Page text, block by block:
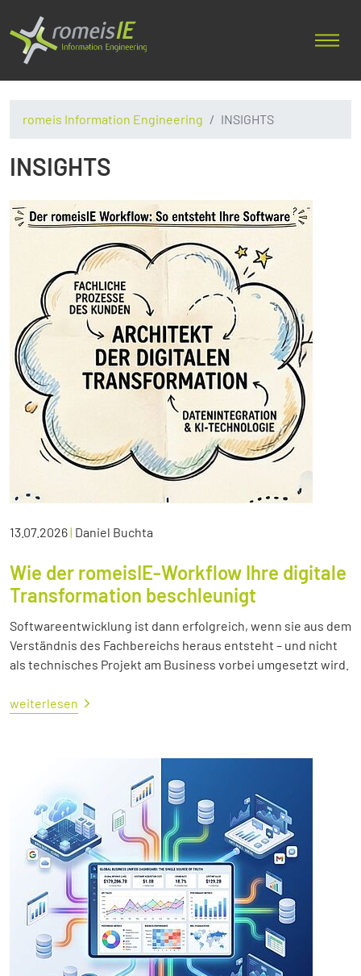
romeis Information Engineering INSIGHTS
INSIGHTS
13.07.2026| Daniel Buchta
Wie der romeisIE-Workflow Ihre digitale
Transformation beschleunigt
Softwareentwicklung ist dann erfolgreich, wenn sie aus dem
Verständnis des Fachbereichs heraus entsteht – und nicht
als technisches Projekt am Business vorbei umgesetzt wird.
weiterlesen